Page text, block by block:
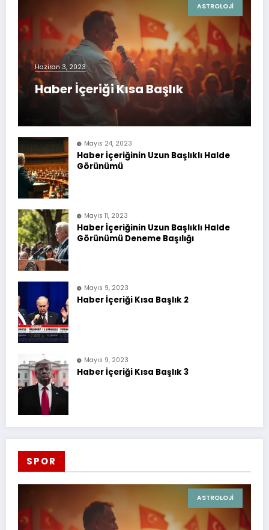
ASTROLOJI
Haziran 3, 2023
Haber İçeriği Kısa Başlık
Mayıs 24, 2023
Haber İçeriğinin Uzun Başlıklı Halde
Görünümü
Mayıs 11, 2023
Haber İçeriğinin Uzun Başlıklı Halde
Görünümü Deneme Başılığı
Mayıs 9, 2023
Haber İçeriği Kısa Başlık 2
Mayıs 9, 2023
Haber İçeriği Kısa Başlık 3
SPOR
ASTROLOJI